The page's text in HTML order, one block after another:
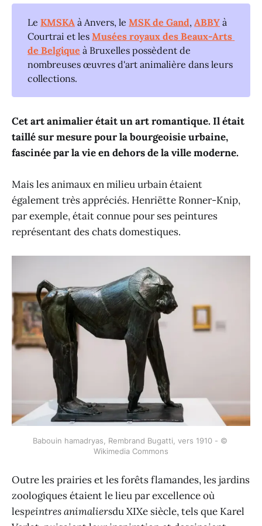
LeKMSKA à Anvers, leMSK de Gand,ABBY à
Courtrai et lesMusées royaux des Beaux-Arts
de Belgique à Bruxelles possèdent de
nombreuses œuvres d'art animalière dans leurs
collections.
Cet art animalier était un art romantique. Il était
taillé sur mesure pour la bourgeoisie urbaine,
fascinée par la vie en dehors de la ville moderne.
Mais les animaux en milieu urbain étaient
également très appréciés. Henriëtte Ronner-Knip,
par exemple, était connue pour ses peintures
représentant des chats domestiques.
Babouin hamadryas, Rembrand Bugatti, vers 1910 - ©
Wikimedia Commons
Outre les prairies et les forêts flamandes, les jardins
zoologiques étaient le lieu par excellence où
lespeintres animaliersdu XIXe siècle, tels que Karel